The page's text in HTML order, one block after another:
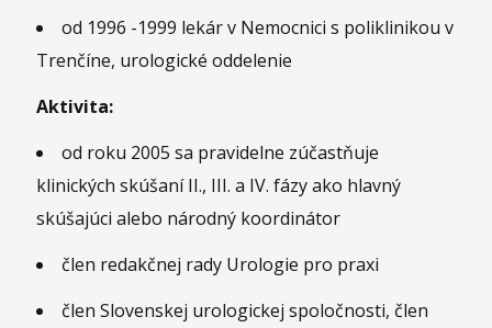
od 1996 -1999 lekár v Nemocnici s poliklinikou v
Trenčíne, urologické oddelenie
Aktivita:
od roku 2005 sa pravidelne zúčastňuje
klinických skúšaní II., III. a IV. fázy ako hlavný
skúšajúci alebo národný koordinátor
člen redakčnej rady Urologie pro praxi
člen Slovenskej urologickej spoločnosti, člen